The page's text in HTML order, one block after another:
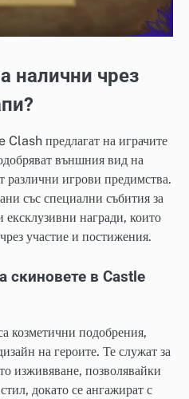
налични чрез
предлагат на играчите
външния вид на
различни игрови предимства.
със специални събития за
ексклузивни награди, които
участие и постижения.
скиновете в Castle
козметични подобрения,
на героите. Те служат за
изживяване, позволявайки
докато се ангажират с